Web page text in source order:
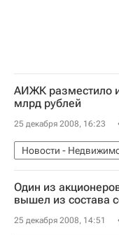
АИЖК разместило
млрд рублей
25 декабря 2008, 16:23
Новости -
Один из
вышел из состава
25 декабря 2008, 14:51